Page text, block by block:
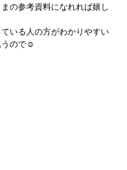
の参考資料になれれば嬉し
いる人の方がわかりやすい
うので☺️